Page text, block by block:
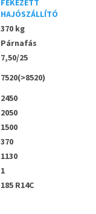
FÉKEZETT
HAJÓSZÁLLÍTÓ
370 kg
Párnafás
7,50/25
7520(>8520)
2450
2050
1500
370
1130
1
185 R14C